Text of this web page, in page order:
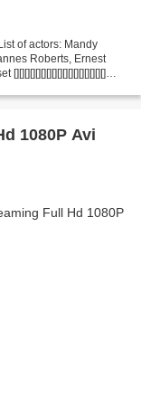
of actors: Mandy
Roberts, Ernest
[][][][][][][][][][][][][][][][][]
1080P Avi